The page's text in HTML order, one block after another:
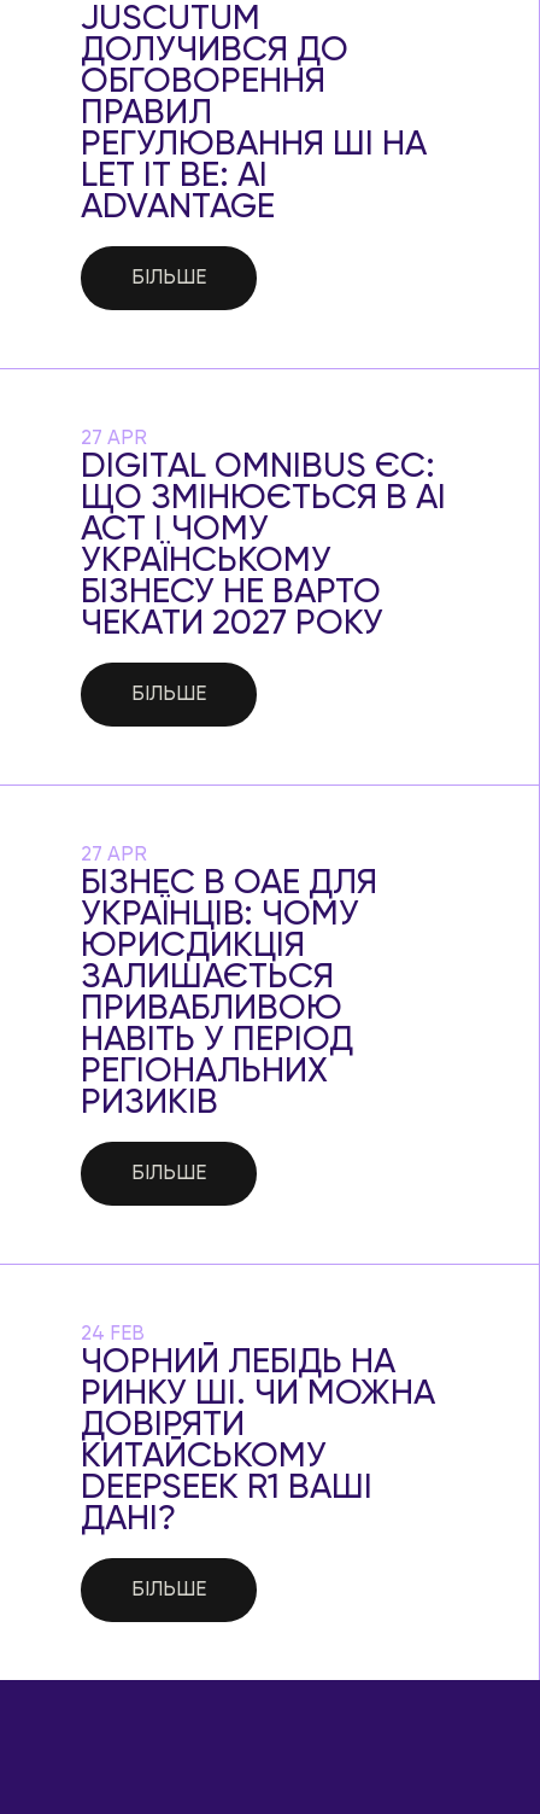
JUSCUTUM
ДОЛУЧИВСЯ ДО
ОБГОВОРЕННЯ
ПРАВИЛ
РЕГУЛЮВАННЯ ШІ НА
LET IT BE: AI
ADVANTAGE
БІЛЬШЕ
27 APR
DIGITAL OMNIBUS ЄС:
ЩО ЗМІНЮЄТЬСЯ В AI
ACT І ЧОМУ
УКРАЇНСЬКОМУ
БІЗНЕСУ НЕ ВАРТО
ЧЕКАТИ 2027 РОКУ
БІЛЬШЕ
27 APR
БІЗНЕС В ОАЕ ДЛЯ
УКРАЇНЦІВ: ЧОМУ
ЮРИСДИКЦІЯ
ЗАЛИШАЄТЬСЯ
ПРИВАБЛИВОЮ
НАВІТЬ У ПЕРІОД
РЕГІОНАЛЬНИХ
РИЗИКІВ
БІЛЬШЕ
24 FEB
ЧОРНИЙ ЛЕБІДЬ НА
РИНКУ ШІ. ЧИ МОЖНА
ДОВІРЯТИ
КИТАЙСЬКОМУ
DEEPSEEK R1 ВАШІ
ДАНІ?
БІЛЬШЕ